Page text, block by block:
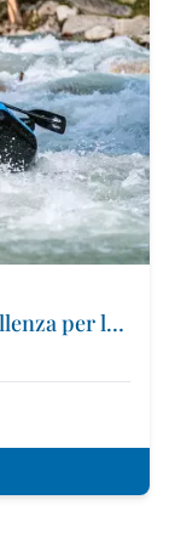
Ursus Adventures: il centro d'eccellenza per le attività outdoor premium in Trentino